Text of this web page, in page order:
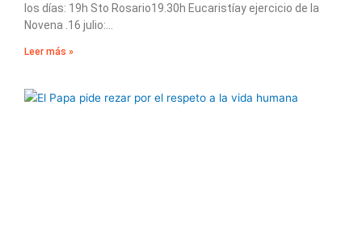
los días: 19h Sto Rosario19.30h Eucaristíay ejercicio de la
Novena .16 julio:
Leer más »